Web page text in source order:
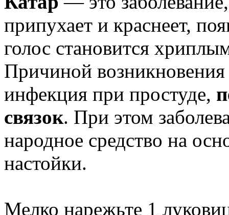
припухает и краснеет,
голос становится
Причиной возникновения
инфекция при простуде,
связок. При этом
народное средство на
настойки.
Мелко нарежьте 1